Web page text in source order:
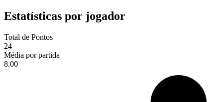
Estatísticas por jogador
Total de Pontos
24
Média por partida
8.00